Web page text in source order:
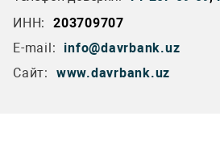
ИНН:
203709707
E-mail:
info@davrbank.uz
Сайт:
www.davrbank.uz